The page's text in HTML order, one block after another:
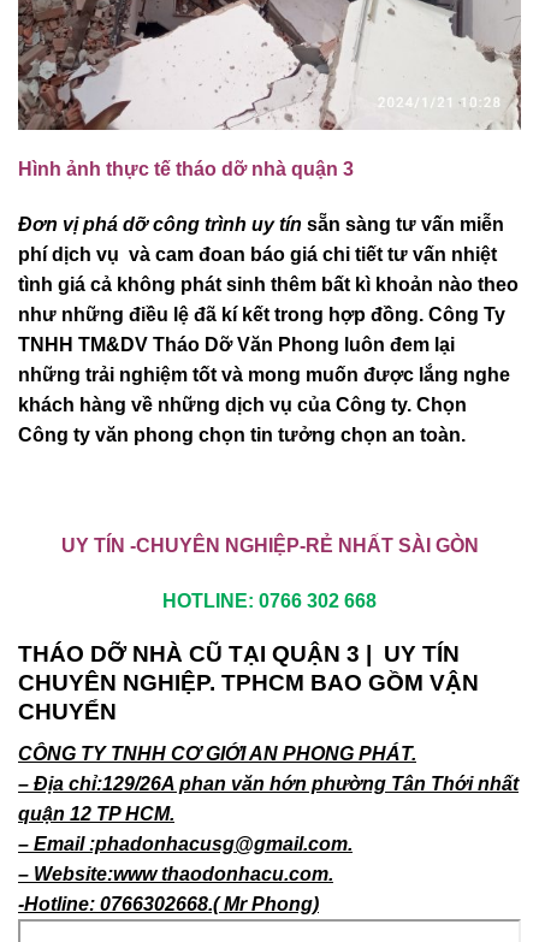
Hình ảnh thực tế tháo dỡ nhà quận 3
Đơn vị phá dỡ công trình uy tín sẵn sàng tư vấn miễn
phí dịch vụ và cam đoan báo giá chi tiết tư vấn nhiệt
tình giá cả không phát sinh thêm bất kì khoản nào theo
như những điều lệ đã kí kết trong hợp đồng. Công Ty
TNHH TM&DV Tháo Dỡ Văn Phong luôn đem lại
những trải nghiệm tốt và mong muốn được lắng nghe
khách hàng về những dịch vụ của Công ty. Chọn
Công ty văn phong chọn tin tưởng chọn an toàn.
UY TÍN -CHUYÊN NGHIỆP-RẺ NHẤT SÀI GÒN
HOTLINE: 0766 302 668
THÁO DỠ NHÀ CŨ TẠI QUẬN 3 | UY TÍN
CHUYÊN NGHIỆP. TPHCM BAO GỒM VẬN
CHUYỂN
CÔNG TY TNHH CƠ GIỚI AN PHONG PHÁT.
– Địa chỉ:129/26A phan văn hớn phường Tân Thới nhất
quận 12 TP HCM.
– Email :phadonhacusg@gmail.com.
– Website:www thaodonhacu.com.
-Hotline: 0766302668.( Mr Phong)